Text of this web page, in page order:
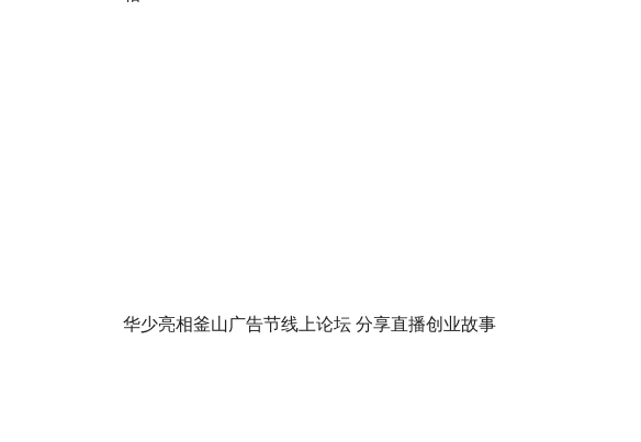
华少亮相釜山广告节线上论坛 分享直播创业故事